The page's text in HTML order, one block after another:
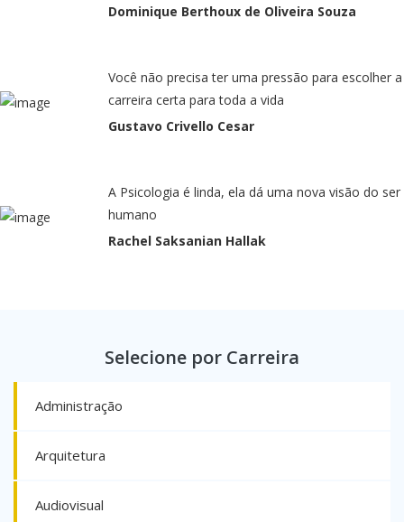
Dominique Berthoux de Oliveira Souza
Você não precisa ter uma pressão para escolher a
carreira certa para toda a vida
Gustavo Crivello Cesar
A Psicologia é linda, ela dá uma nova visão do ser
humano
Rachel Saksanian Hallak
Selecione por Carreira
Administração
Arquitetura
Audiovisual